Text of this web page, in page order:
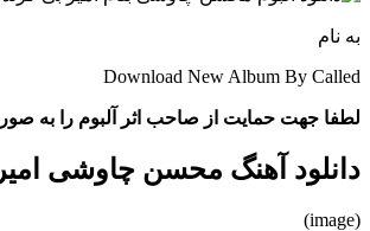
به نام
Download New Album By Called
لطفا جهت حمایت از صاحب اثر آلبوم را به
دانلود آهنگ محسن چاوشی
(image)